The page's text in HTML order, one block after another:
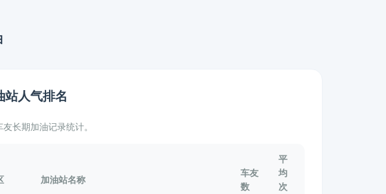
站人气排名
长期加油记录统计。
加油站名称
车友
数
平
均
次